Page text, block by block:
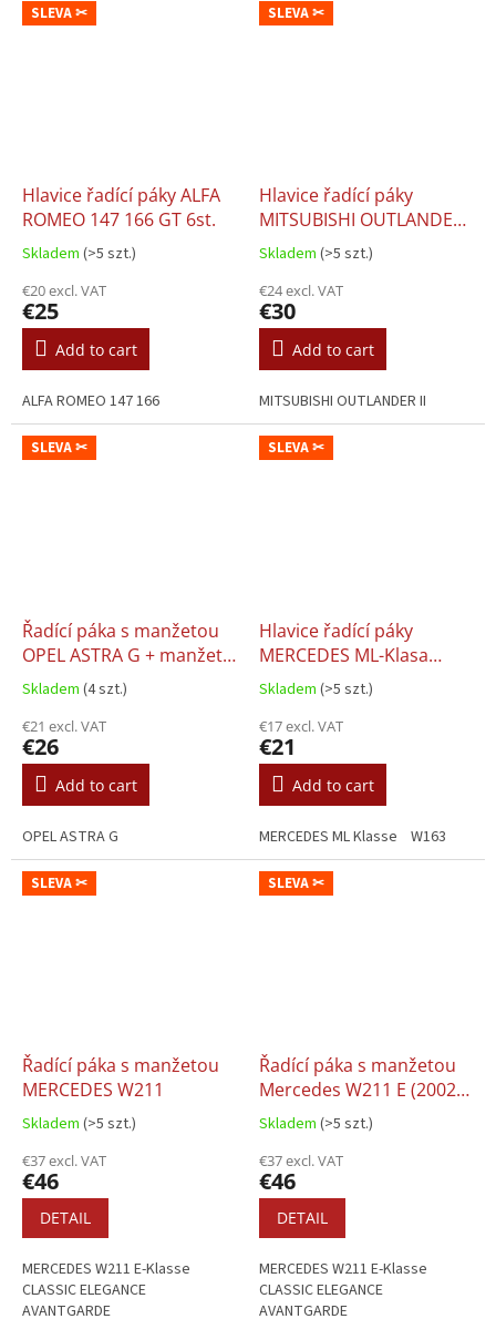
SLEVA ✂
Hlavice řadící páky ALFA
ROMEO 147 166 GT 6st.
Skladem (>5 szt.)
€20 excl. VAT
€25
Add to cart
ALFA ROMEO 147 166
SLEVA ✂
Hlavice řadící páky
MITSUBISHI OUTLANDER
II (06-13) 6st.
Skladem (>5 szt.)
€24 excl. VAT
€30
Add to cart
MITSUBISHI OUTLANDER II
SLEVA ✂
Řadící páka s manžetou
OPEL ASTRA G + manžeta
ruční brzdy
Skladem (4 szt.)
€21 excl. VAT
€26
Add to cart
OPEL ASTRA G
SLEVA ✂
Hlavice řadící páky
MERCEDES ML-Klasa
W163, 6st.
Skladem (>5 szt.)
€17 excl. VAT
€21
Add to cart
MERCEDES ML Klasse W163
SLEVA ✂
Řadící páka s manžetou
MERCEDES W211
Skladem (>5 szt.)
€37 excl. VAT
€46
DETAIL
MERCEDES W211 E-Klasse
CLASSIC ELEGANCE
AVANTGARDE
SLEVA ✂
Řadící páka s manžetou
Mercedes W211 E (2002-
2005)
Skladem (>5 szt.)
€37 excl. VAT
€46
DETAIL
MERCEDES W211 E-Klasse
CLASSIC ELEGANCE
AVANTGARDE